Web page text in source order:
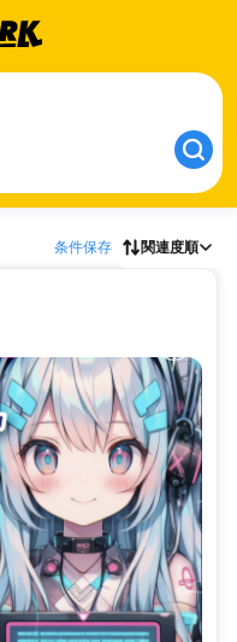
条件保存 関連度順